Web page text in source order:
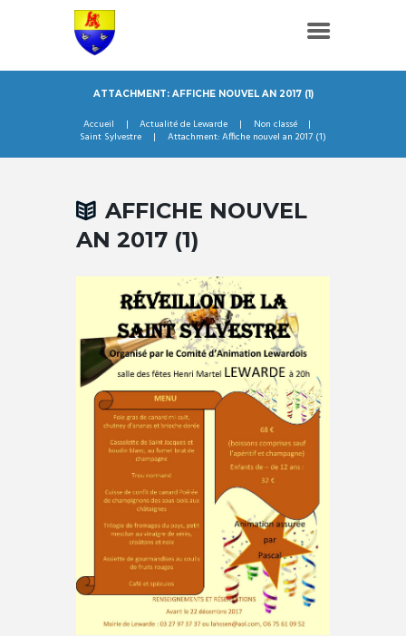
ATTACHMENT: AFFICHE NOUVEL AN 2017 (1)
Accueil Actualité de Lewarde
Non classé
Saint Sylvestre
Attachment: Affiche nouvel an 2017 (1)
AFFICHE NOUVEL
AN 2017 (1)